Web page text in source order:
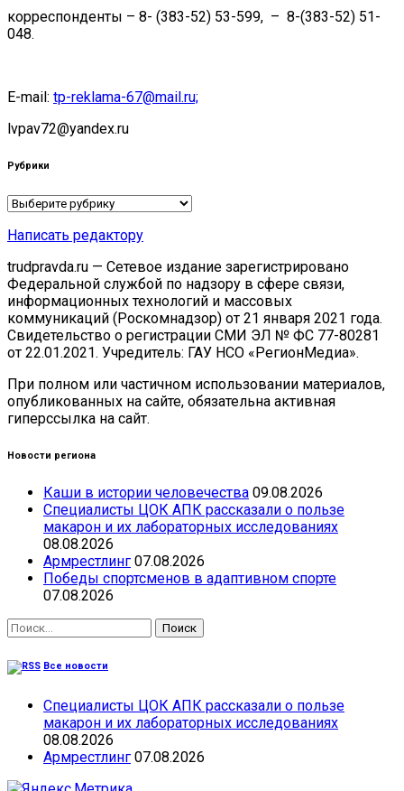
корреспонденты – 8- (383-52) 53-599, – 8-(383-52) 51-
048.
E-mail: tp-reklama-67@mail.ru;
lvpav72@yandex.ru
Рубрики
Рубрики
Написать редактору
trudpravda.ru — Сетевое издание зарегистрировано
Федеральной службой по надзору в сфере связи,
информационных технологий и массовых
коммуникаций (Роскомнадзор) от 21 января 2021 года.
Свидетельство о регистрации СМИ ЭЛ № ФС 77-80281
от 22.01.2021. Учредитель: ГАУ НСО «РегионМедиа».
При полном или частичном использовании материалов,
опубликованных на сайте, обязательна активная
гиперссылка на сайт.
Новости региона
Каши в истории человечества 09.08.2026
Специалисты ЦОК АПК рассказали о пользе
макарон и их лабораторных исследованиях
08.08.2026
Армрестлинг 07.08.2026
Победы спортсменов в адаптивном спорте
07.08.2026
Найти:
Все новости
Специалисты ЦОК АПК рассказали о пользе
макарон и их лабораторных исследованиях
08.08.2026
Армрестлинг 07.08.2026